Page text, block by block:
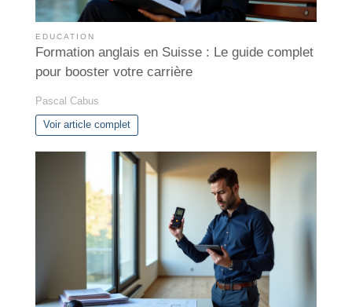
EDUCATION
Formation anglais en Suisse : Le guide complet
pour booster votre carrière
Pascal Cabus
Voir article complet